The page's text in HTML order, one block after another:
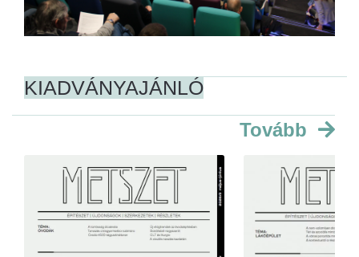
KIADVÁNYAJÁNLÓ
Tovább